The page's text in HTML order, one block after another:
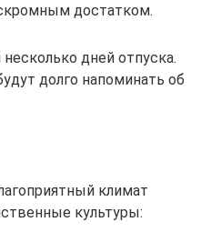
достатком.
дней отпуска.
долго напоминать об
климат
культуры: